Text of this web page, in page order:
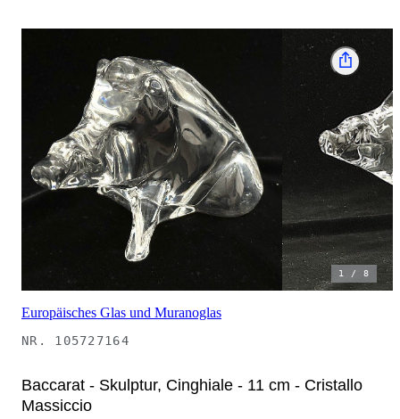
1 /8
Europäisches Glas und Muranoglas
NR. 105727164
Baccarat - Skulptur, Cinghiale - 11 cm - Cristallo
Massiccio